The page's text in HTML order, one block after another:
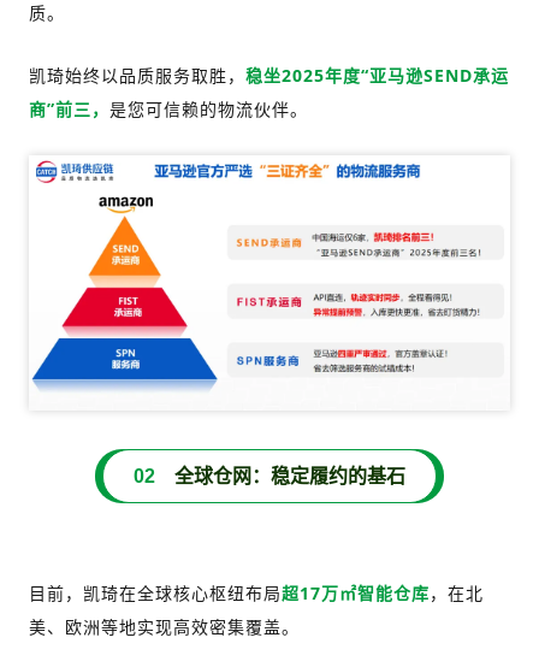
质。
凯琦始终以品质服务取胜， 稳坐2025年度“亚马逊SEND承运
商”前三， 是您可信赖的物流伙伴。
02 全球仓网：稳定履约的基石
目前，凯琦在全球核心枢纽布局超17万㎡智能仓库，在北
美、欧洲等地实现高效密集覆盖。